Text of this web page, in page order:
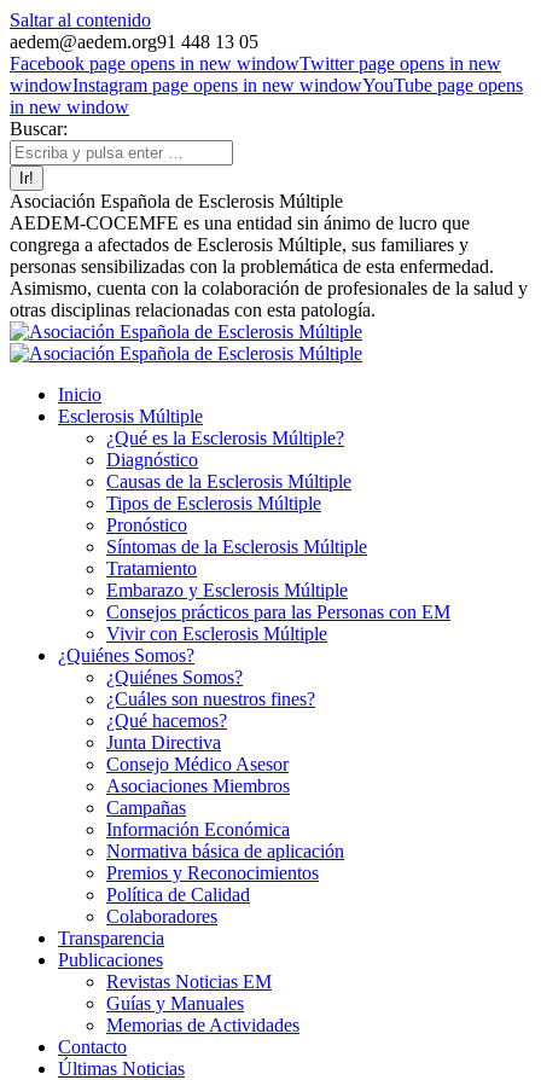
Saltar al contenido
aedem@aedem.org91 448 13 05
Facebook page opens in new windowTwitter page opens in new
windowInstagram page opens in new windowYouTube page opens
in new window
Buscar:
Asociación Española de Esclerosis Múltiple
AEDEM-COCEMFE es una entidad sin ánimo de lucro que
congrega a afectados de Esclerosis Múltiple, sus familiares y
personas sensibilizadas con la problemática de esta enfermedad.
Asimismo, cuenta con la colaboración de profesionales de la salud y
otras disciplinas relacionadas con esta patología.
Inicio
Esclerosis Múltiple
¿Qué es la Esclerosis Múltiple?
Diagnóstico
Causas de la Esclerosis Múltiple
Tipos de Esclerosis Múltiple
Pronóstico
Síntomas de la Esclerosis Múltiple
Tratamiento
Embarazo y Esclerosis Múltiple
Consejos prácticos para las Personas con EM
Vivir con Esclerosis Múltiple
¿Quiénes Somos?
¿Quiénes Somos?
¿Cuáles son nuestros fines?
¿Qué hacemos?
Junta Directiva
Consejo Médico Asesor
Asociaciones Miembros
Campañas
Información Económica
Normativa básica de aplicación
Premios y Reconocimientos
Política de Calidad
Colaboradores
Transparencia
Publicaciones
Revistas Noticias EM
Guías y Manuales
Memorias de Actividades
Contacto
Últimas Noticias